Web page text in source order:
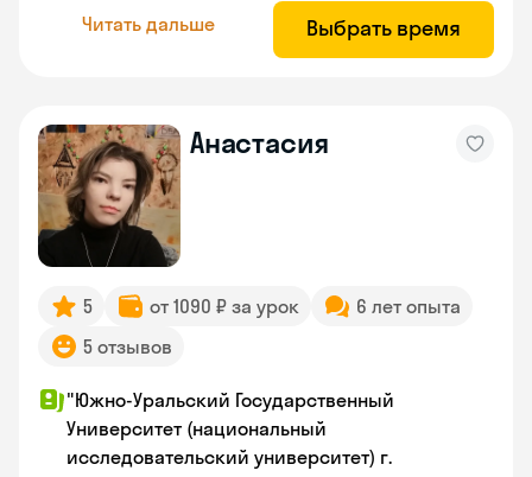
Читать дальше Выбрать время
Анастасия
5 от 1090 ₽ за урок
6 лет опыта
5 отзывов
"Южно-Уральский Государственный
Университет (национальный
исследовательский университет) г.